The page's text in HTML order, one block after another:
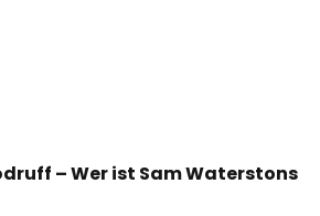
– Wer ist Sam Waterstons